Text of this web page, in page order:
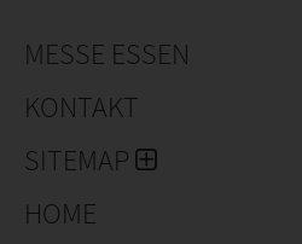
MESSE ESSEN
KONTAKT
SITEMAP
HOME